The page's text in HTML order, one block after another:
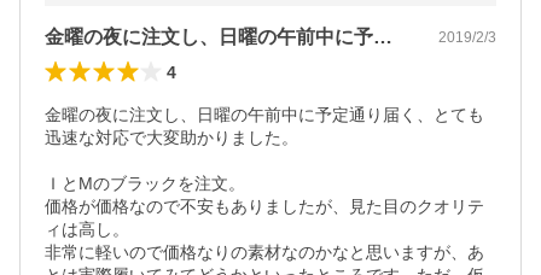
金曜の夜に注文し、日曜の午前中に予定通… 2019/2/3
4
金曜の夜に注文し、日曜の午前中に予定通り届く、とても
迅速な対応で大変助かりました。
ＩとMのブラックを注文。
価格が価格なので不安もありましたが、見た目のクオリテ
ィは高し。
非常に軽いので価格なりの素材なのかなと思いますが、あ